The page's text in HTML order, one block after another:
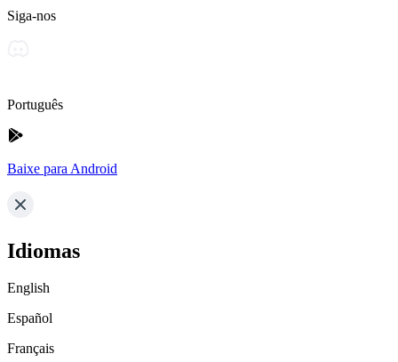
Siga-nos
Português
Baixe para Android
Idiomas
English
Español
Français